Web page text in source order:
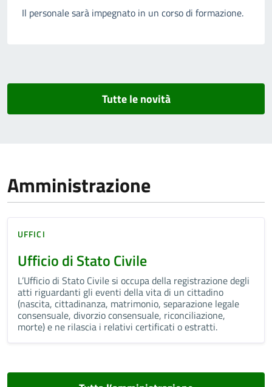
Il personale sarà impegnato in un corso di formazione.
Tutte le novità
Amministrazione
UFFICI
Ufficio di Stato Civile
L’Ufficio di Stato Civile si occupa della registrazione degli
atti riguardanti gli eventi della vita di un cittadino
(nascita, cittadinanza, matrimonio, separazione legale
consensuale, divorzio consensuale, riconciliazione,
morte) e ne rilascia i relativi certificati o estratti.